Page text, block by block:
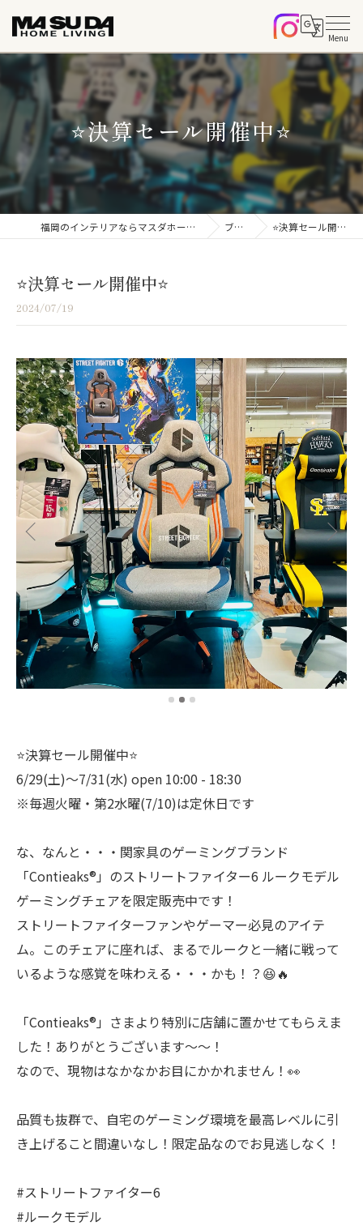
⭐️決算セール開催中⭐️
福岡のインテリアならマスダホームリビング ブログ ⭐️決算セール開催中⭐️
⭐️決算セール開催中⭐️
2024/07/19
⭐️決算セール開催中⭐️
6/29(土)～7/31(水) open 10:00 - 18:30
※毎週火曜・第2水曜(7/10)は定休日です
な、なんと・・・関家具のゲーミングブランド
「Contieaks®」のストリートファイター6 ルークモデル
ゲーミングチェアを限定販売中です！
ストリートファイターファンやゲーマー必見のアイテ
ム。このチェアに座れば、まるでルークと一緒に戦って
いるような感覚を味わえる・・・かも！？😆🔥
「Contieaks®」さまより特別に店舗に置かせてもらえま
した！ありがとうございます〜〜！
なので、現物はなかなかお目にかかれません！👀
品質も抜群で、自宅のゲーミング環境を最高レベルに引
き上げること間違いなし！限定品なのでお見逃しなく！
#ストリートファイター6
#ルークモデル